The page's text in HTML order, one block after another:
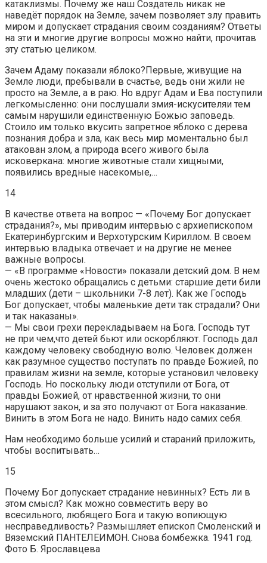
катаклизмы. Почему же наш Создатель никак не
наведёт порядок на Земле, зачем позволяет злу править
миром и допускает страдания своим созданиям? Ответы
на эти и многие другие вопросы можно найти, прочитав
эту статью целиком.
Зачем Адаму показали яблоко?Первые, живущие на
Земле люди, пребывали в счастье, ведь они жили не
просто на Земле, а в раю. Но вдруг Адам и Ева поступили
легкомысленно: они послушали змия-искусителяи тем
самым нарушили единственную Божью заповедь.
Стоило им только вкусить запретное яблоко с дерева
познания добра и зла, как весь мир моментально был
атакован злом, а природа всего живого была
исковеркана: многие животные стали хищными,
появились вредные насекомые,…
14
В качестве ответа на вопрос — «Почему Бог допускает
страдания?», мы приводим интервью с архиепископом
Екатеринбургским и Верхотурским Кириллом. В своем
интервью владыка отвечает и на другие не менее
важные вопросы.
— «В программе «Новости» показали детский дом. В нем
очень жестоко обращались с детьми: старшие дети били
младших (дети – школьники 7-8 лет). Как же Господь
Бог допускает, чтобы маленькие дети так страдали? Они
и так наказаны».
— Мы свои грехи перекладываем на Бога. Господь тут
не при чем,что детей бьют или оскорбляют. Господь дал
каждому человеку свободную волю. Человек должен
как разумное существо поступать по правде Божией, по
правилам жизни на земле, которые установил человеку
Господь. Но поскольку люди отступили от Бога, от
правды Божией, от нравственной жизни, то они
нарушают закон, и за это получают от Бога наказание.
Винить в этом Бога не надо. Винить надо самих себя.
Нам необходимо больше усилий и стараний приложить,
чтобы воспитывать…
15
Почему Бог допускает страдание невинных? Есть ли в
этом смысл? Как можно совместить веру во
всесильного, любящего Бога и такую вопиющую
несправедливость? Размышляет епископ Смоленский и
Вяземский ПАНТЕЛЕИМОН. Снова бомбежка. 1941 год.
Фото Б. Ярославцева